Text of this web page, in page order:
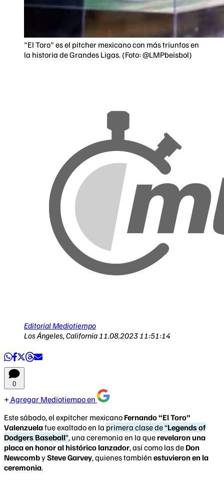
"El Toro" es el pitcher mexicano con más triunfos en
la historia de Grandes Ligas. (Foto: @LMPbeisbol)
Editorial Mediotiempo
Los Ángeles, California 11.08.2023 11:51:14
0
Agregar Mediotiempo en
Este sábado, el expitcher mexicano Fernando “El Toro”
Valenzuelafue exaltado en la primera clase de “Legends of
Dodgers Baseball”, una ceremonia en la que revelaron una
placa en honor al histórico lanzador, así como las de Don
NewcombySteve Garvey, quienes también estuvieron en la
ceremonia.